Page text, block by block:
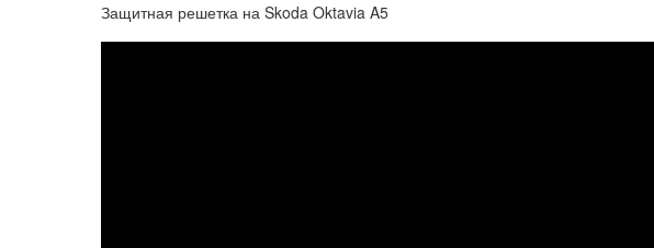
Защитная решетка на Skoda Oktavia A5